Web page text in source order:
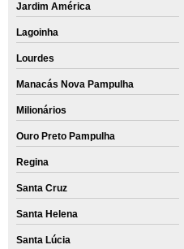
Jardim América
Lagoinha
Lourdes
Manacás Nova Pampulha
Milionários
Ouro Preto Pampulha
Regina
Santa Cruz
Santa Helena
Santa Lúcia